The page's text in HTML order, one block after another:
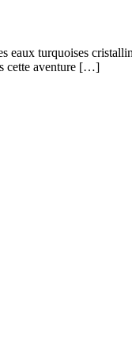
eaux turquoises
cette aventure […]